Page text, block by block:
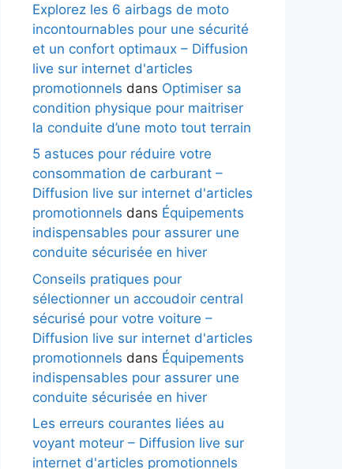
Explorez les 6 airbags de moto
incontournables pour une sécurité
et un confort optimaux – Diffusion
live sur internet d'articles
promotionnels dans Optimiser sa
condition physique pour maitriser
la conduite d’une moto tout terrain
5 astuces pour réduire votre
consommation de carburant –
Diffusion live sur internet d'articles
promotionnels dans Équipements
indispensables pour assurer une
conduite sécurisée en hiver
Conseils pratiques pour
sélectionner un accoudoir central
sécurisé pour votre voiture –
Diffusion live sur internet d'articles
promotionnels dans Équipements
indispensables pour assurer une
conduite sécurisée en hiver
Les erreurs courantes liées au
voyant moteur – Diffusion live sur
internet d'articles promotionnels